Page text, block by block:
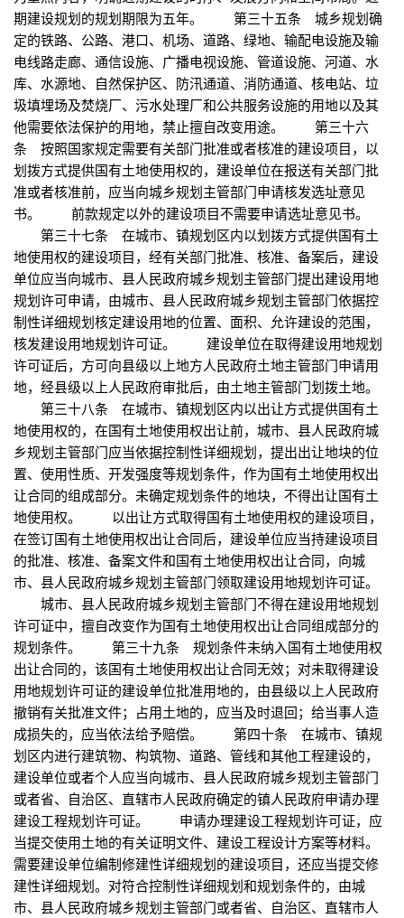
期建设规划的规划期限为五年。 第三十五条 城乡规划确
定的铁路、公路、港口、机场、道路、绿地、输配电设施及输
电线路走廊、通信设施、广播电视设施、管道设施、河道、水
库、水源地、自然保护区、防汛通道、消防通道、核电站、垃
圾填埋场及焚烧厂、污水处理厂和公共服务设施的用地以及其
他需要依法保护的用地，禁止擅自改变用途。 第三十六
条 按照国家规定需要有关部门批准或者核准的建设项目，以
划拨方式提供国有土地使用权的，建设单位在报送有关部门批
准或者核准前，应当向城乡规划主管部门申请核发选址意见
书。 前款规定以外的建设项目不需要申请选址意见书。
第三十七条 在城市、镇规划区内以划拨方式提供国有土
地使用权的建设项目，经有关部门批准、核准、备案后，建设
单位应当向城市、县人民政府城乡规划主管部门提出建设用地
规划许可申请，由城市、县人民政府城乡规划主管部门依据控
制性详细规划核定建设用地的位置、面积、允许建设的范围，
核发建设用地规划许可证。 建设单位在取得建设用地规划
许可证后，方可向县级以上地方人民政府土地主管部门申请用
地，经县级以上人民政府审批后，由土地主管部门划拨土地。
第三十八条 在城市、镇规划区内以出让方式提供国有土
地使用权的，在国有土地使用权出让前，城市、县人民政府城
乡规划主管部门应当依据控制性详细规划，提出出让地块的位
置、使用性质、开发强度等规划条件，作为国有土地使用权出
让合同的组成部分。未确定规划条件的地块，不得出让国有土
地使用权。 以出让方式取得国有土地使用权的建设项目，
在签订国有土地使用权出让合同后，建设单位应当持建设项目
的批准、核准、备案文件和国有土地使用权出让合同，向城
市、县人民政府城乡规划主管部门领取建设用地规划许可证。
城市、县人民政府城乡规划主管部门不得在建设用地规划
许可证中，擅自改变作为国有土地使用权出让合同组成部分的
规划条件。 第三十九条 规划条件未纳入国有土地使用权
出让合同的，该国有土地使用权出让合同无效；对未取得建设
用地规划许可证的建设单位批准用地的，由县级以上人民政府
撤销有关批准文件；占用土地的，应当及时退回；给当事人造
成损失的，应当依法给予赔偿。 第四十条 在城市、镇规
划区内进行建筑物、构筑物、道路、管线和其他工程建设的，
建设单位或者个人应当向城市、县人民政府城乡规划主管部门
或者省、自治区、直辖市人民政府确定的镇人民政府申请办理
建设工程规划许可证。 申请办理建设工程规划许可证，应
当提交使用土地的有关证明文件、建设工程设计方案等材料。
需要建设单位编制修建性详细规划的建设项目，还应当提交修
建性详细规划。对符合控制性详细规划和规划条件的，由城
市、县人民政府城乡规划主管部门或者省、自治区、直辖市人